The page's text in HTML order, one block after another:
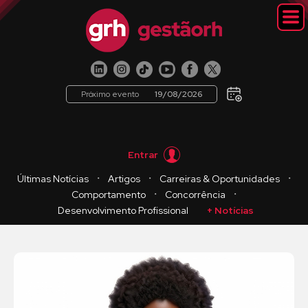
Próximo evento 19/08/2026
Entrar
Últimas Notícias
・ Artigos ・ Carreiras & Oportunidades
・
Comportamento
・ Concorrência
・
Desenvolvimento Profissional
+ Notícias